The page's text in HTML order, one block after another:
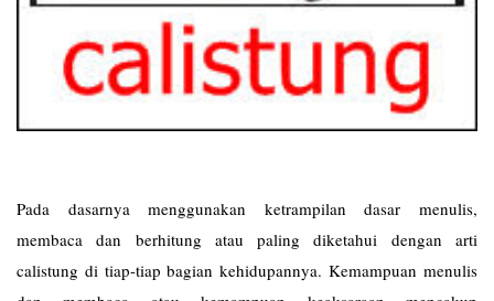
Pada dasarnya menggunakan ketrampilan dasar menulis,
membaca dan berhitung atau paling diketahui dengan arti
calistung di tiap-tiap bagian kehidupannya. Kemampuan menulis